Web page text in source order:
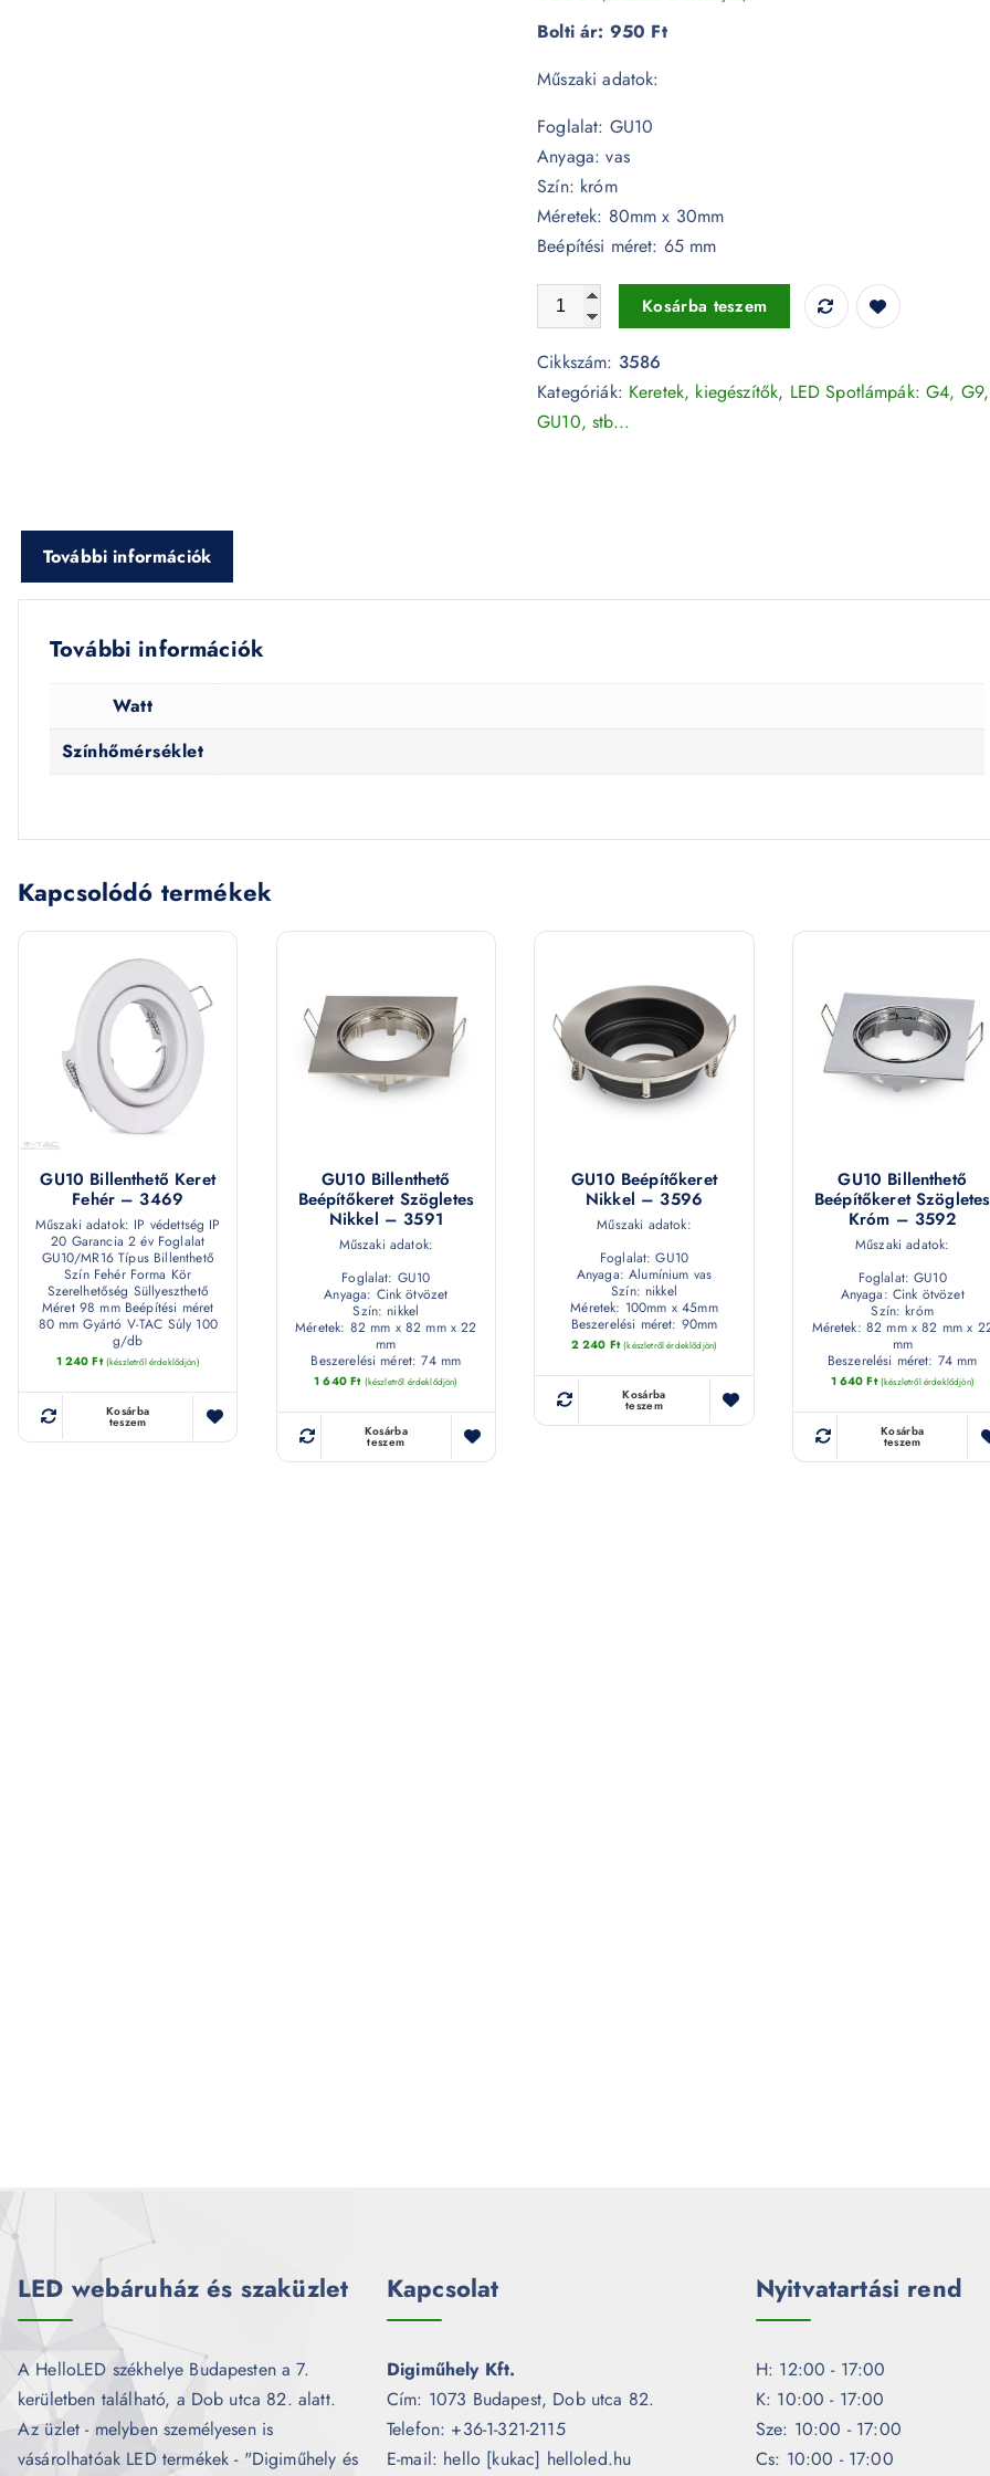
Bolti ár: 950 Ft
Műszaki adatok:
Foglalat: GU10
Anyaga: vas
Szín: króm
Méretek: 80mm x 30mm
Beépítési méret: 65 mm
GU10 beépítőkeret króm - 3586 mennyiség
Kosárba teszem
Cikkszám: 3586
Kategóriák: Keretek, kiegészítők, LED Spotlámpák: G4, G9,
GU10, stb...
További információk
További információk
Watt
Színhőmérséklet
Kapcsolódó termékek
GU10 Billenthető Keret
Fehér – 3469
Műszaki adatok: IP védettség IP
20 Garancia 2 év Foglalat
GU10/MR16 Típus Billenthető
Szín Fehér Forma Kör
Szerelhetőség Süllyeszthető
Méret 98 mm Beépítési méret
80 mm Gyártó V-TAC Súly 100
g/db
1 240Ft (készletről érdeklődjön)
Kosárba
teszem
GU10 Billenthető
Beépítőkeret Szögletes
Nikkel – 3591
Műszaki adatok:
Foglalat: GU10
Anyaga: Cink ötvözet
Szín: nikkel
Méretek: 82 mm x 82 mm x 22
mm
Beszerelési méret: 74 mm
1 640Ft (készletről érdeklődjön)
Kosárba
teszem
GU10 Beépítőkeret
Nikkel – 3596
Műszaki adatok:
Foglalat: GU10
Anyaga: Alumínium vas
Szín: nikkel
Méretek: 100mm x 45mm
Beszerelési méret: 90mm
2 240 Ft (készletről érdeklődjön)
Kosárba
teszem
GU10 Billenthető
Beépítőkeret Szögletes
Króm – 3592
Műszaki adatok:
Foglalat: GU10
Anyaga: Cink ötvözet
Szín: króm
Méretek: 82 mm x 82 mm x
mm
Beszerelési méret: 74 mm
1 640Ft (készletről érdeklődjön)
Kosárba
teszem
LED webáruház és szaküzlet
A HelloLED székhelye Budapesten a 7.
kerületben található, a Dob utca 82. alatt.
Az üzlet - melyben személyesen is
vásárolhatóak LED termékek - "Digiműhely és
Kapcsolat
Digiműhely Kft.
Cím: 1073 Budapest, Dob utca 82.
Telefon: +36-1-321-2115
E-mail: hello [kukac] helloled.hu
Nyitvatartási rend
H: 12:00 - 17:00
K: 10:00 - 17:00
Sze: 10:00 - 17:00
Cs: 10:00 - 17:00